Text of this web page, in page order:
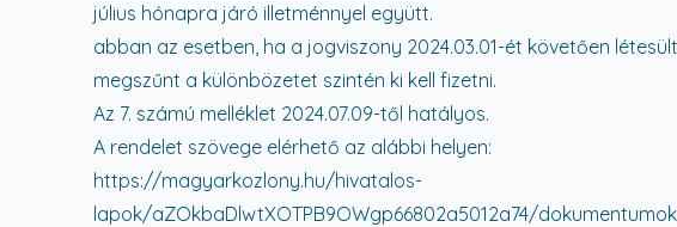
július hónapra járó illetménnyel együtt.
abban az esetben, ha a jogviszony 2024.03.01-ét követően
megszűnt a különbözetet szintén ki kell fizetni.
Az 7. számú melléklet 2024.07.09-től hatályos.
A rendelet szövege elérhető az alábbi helyen:
https://magyarkozlony.hu/hivatalos-
lapok/aZOkbaDlwtXOTPB9OWgp66802a5012a74/